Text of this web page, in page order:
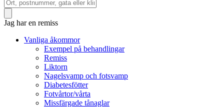
Jag har en remiss
Vanliga åkommor
Exempel på behandlingar
Remiss
Liktorn
Nagelsvamp och fotsvamp
Diabetesfötter
Fotvårtor/vårta
Missfärgade tånaglar